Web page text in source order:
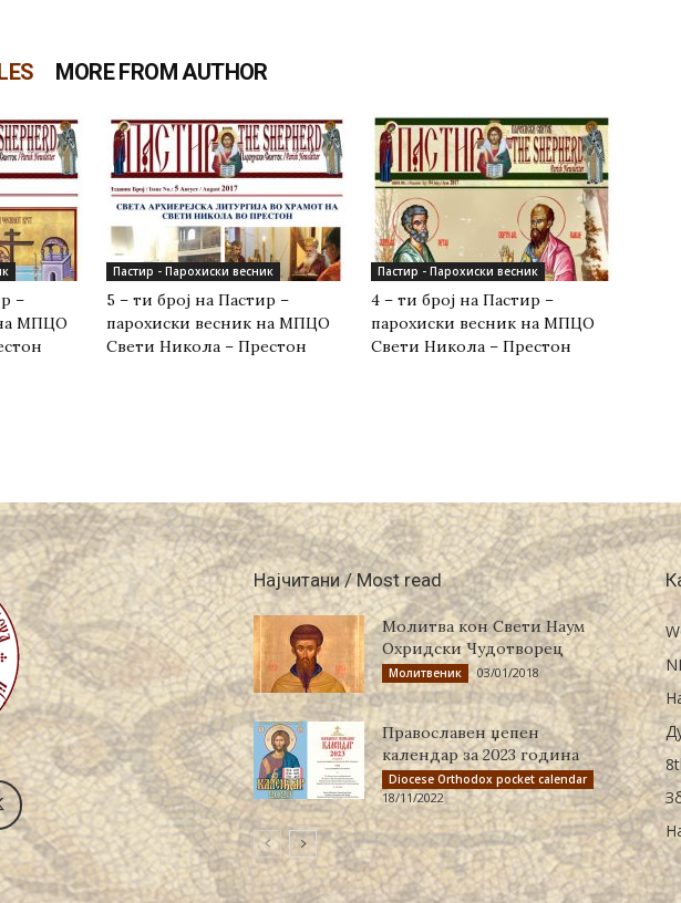
MORE FROM AUTHOR
–
МПЦО
Пастир - Парохиски весник
5 – ти број на Пастир –
парохиски весник на МПЦО
Свети Никола – Престон
Пастир - Парохиски весник
4 – ти број на Пастир –
парохиски весник на МПЦО
Свети Никола – Престон
Најчитани / Most read
Молитва кон Свети Наум
Охридски Чудотворец
Молитвеник 03/01/2018
Православен џепен
календар за 2023 година
Diocese Orthodox pocket calendar
18/11/2022